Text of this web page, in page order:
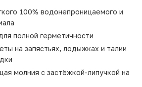
100% водонепроницаемого и
полной герметичности
на запястьях, лодыжках и талии
молния с застёжкой-липучкой на